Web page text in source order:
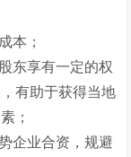
本；
东享有一定的权
有助于获得当地
；
企业合资，规避